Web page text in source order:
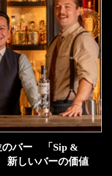
のバー 「Sip &
新しいバーの価値